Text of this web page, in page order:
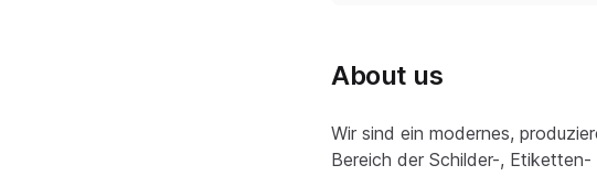
About us
Wir sind ein modernes,
Bereich der Schilder-,